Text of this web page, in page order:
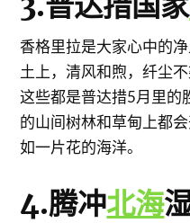
香格里拉是大家心中的
土上，清风和煦，纤尘
这些都是普达措5月里的
的山间树林和草甸上都
如一片花的海洋。
4.腾冲北海